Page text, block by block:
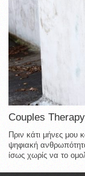
Couples Therapy
Πριν κάτι μήνες μου
ψηφιακή
ίσως χωρίς να το